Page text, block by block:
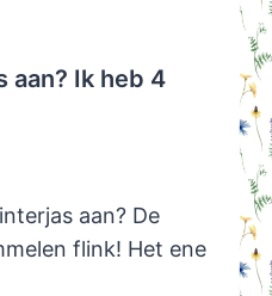
aan? Ik heb 4
aan? De
flink! Het ene